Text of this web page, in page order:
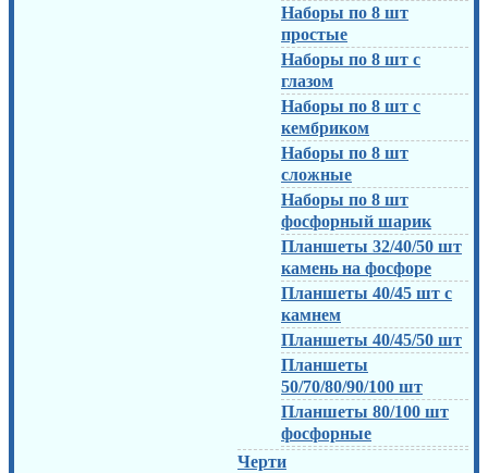
Наборы по 8 шт
простые
Наборы по 8 шт с
глазом
Наборы по 8 шт с
кембриком
Наборы по 8 шт
сложные
Наборы по 8 шт
фосфорный шарик
Планшеты 32/40/50 шт
камень на фосфоре
Планшеты 40/45 шт с
камнем
Планшеты 40/45/50 шт
Планшеты
50/70/80/90/100 шт
Планшеты 80/100 шт
фосфорные
Черти